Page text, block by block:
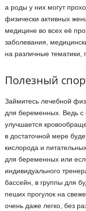
а роды у них могут
физически активных
медицине во всех её
заболевания,
на различные тематики,
Полезный
Займитесь лечебной
для беременных. Ведь с
улучшается
в достаточной мере
кислорода и
для беременных или
индивидуального
бассейн, в группы для
пеших прогулок на
очень даже легко, без